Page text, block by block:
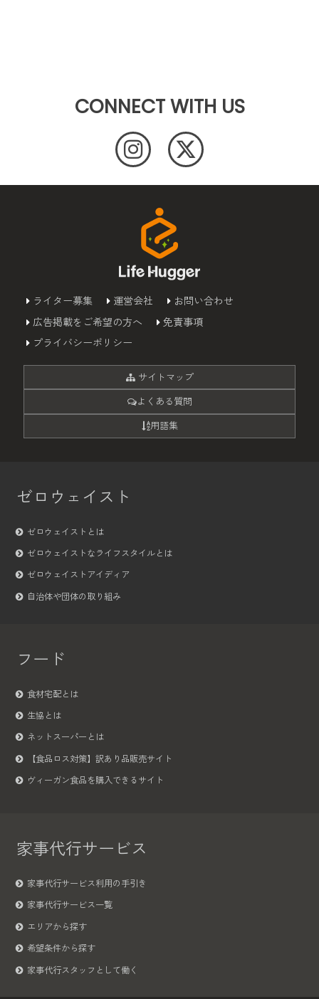
CONNECT WITH US
ライター募集 運営会社
お問い合わせ
広告掲載をご希望の方へ
免責事項
プライバシーポリシー
サイトマップ
よくある質問
用語集
ゼロウェイスト
ゼロウェイストとは
ゼロウェイストなライフスタイルとは
ゼロウェイストアイディア
自治体や団体の取り組み
フード
食材宅配とは
生協とは
ネットスーパーとは
【食品ロス対策】訳あり品販売サイト
ヴィーガン食品を購入できるサイト
家事代行サービス
家事代行サービス利用の手引き
家事代行サービス一覧
エリアから探す
希望条件から探す
家事代行スタッフとして働く